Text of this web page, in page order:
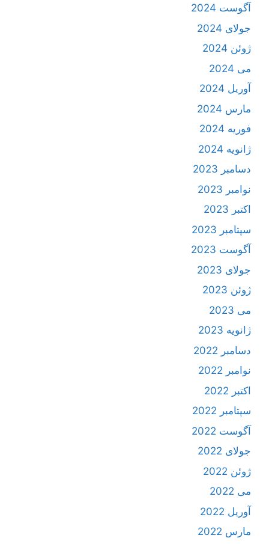
آگوست 2024
جولای 2024
ژوئن 2024
می 2024
آوریل 2024
مارس 2024
فوریه 2024
ژانویه 2024
دسامبر 2023
نوامبر 2023
اکتبر 2023
سپتامبر 2023
آگوست 2023
جولای 2023
ژوئن 2023
می 2023
ژانویه 2023
دسامبر 2022
نوامبر 2022
اکتبر 2022
سپتامبر 2022
آگوست 2022
جولای 2022
ژوئن 2022
می 2022
آوریل 2022
مارس 2022